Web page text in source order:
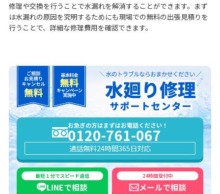
修理や交換を行うことで水漏れを解消することができます。まず
は水漏れの原因を究明するためにも現場での無料の出張見積りを
行うことで、詳細な修理費用を確認できます。
お急ぎの方はまずはお電話ください！
0120-761-067
通話無料24時間365日対応
最短１分でスピード返信
LINEで相談
24時間受付中
メールで相談